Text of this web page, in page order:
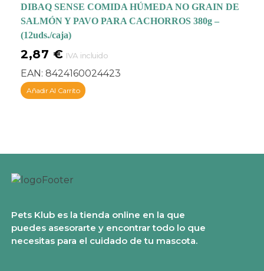
DIBAQ SENSE COMIDA HÚMEDA NO GRAIN DE
SALMÓN Y PAVO PARA CACHORROS 380g –
(12uds./caja)
2,87 € IVA incluido
EAN: 8424160024423
Añadir Al Carrito
Pets Klub es la tienda online en la que
puedes asesorarte y encontrar todo lo que
necesitas para el cuidado de tu mascota.